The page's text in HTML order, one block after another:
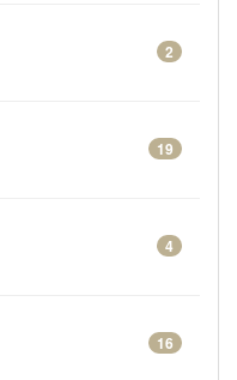
2
19
4
16